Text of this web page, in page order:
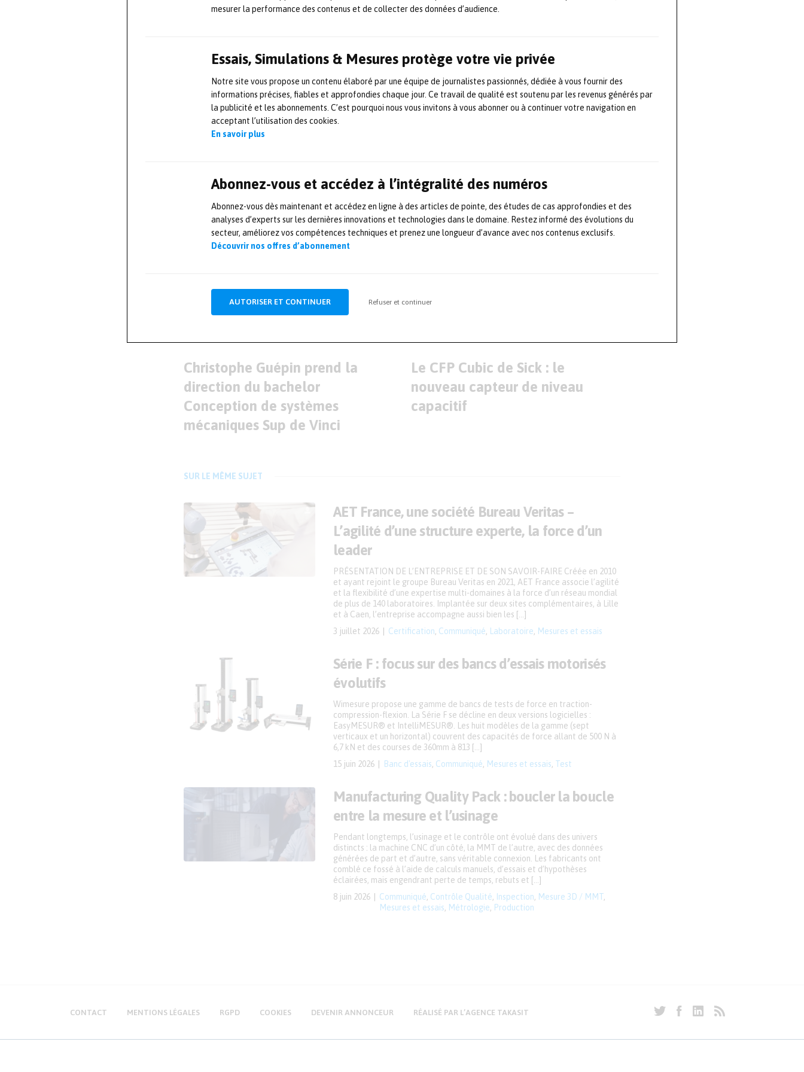
mesurer la performance des contenus et de collecter des données d’audience.
Essais, Simulations & Mesures protège votre vie privée
Notre site vous propose un contenu élaboré par une équipe de journalistes passionnés, dédiée à vous fournir des
informations précises, fiables et approfondies chaque jour. Ce travail de qualité est soutenu par les revenus générés par
la publicité et les abonnements. C’est pourquoi nous vous invitons à vous abonner ou à continuer votre navigation en
acceptant l’utilisation des cookies.
En savoir plus
Abonnez-vous et accédez à l’intégralité des numéros
Abonnez-vous dès maintenant et accédez en ligne à des articles de pointe, des études de cas approfondies et des
analyses d’experts sur les dernières innovations et technologies dans le domaine. Restez informé des évolutions du
secteur, améliorez vos compétences techniques et prenez une longueur d’avance avec nos contenus exclusifs.
Découvrir nos offres d’abonnement
AUTORISER ET CONTINUER Refuser et continuer
interfaces homme-machine
, précise Olivier Lesbre directeur général de l’ISAE-
Cet avion instrumenté vient compléter une collection de moyens de
recherche dédiés à l’ingénierie aérospatiale, qui est exceptionnelle au sein des
établissements d’enseignement supérieur européens». Ce nouvel avion bimoteur
sera également utilisé comme support aux activités d’enseignement pour les
étudiants ingénieur, master, mastères spécialisés, doctorat ainsi qu’aux activités
Vulcanair Aircraft P68 Observer au centre opérationnel de Lasbordes ©ISAE-Supaero
Source :https://www.isae-supaero.fr/fr/
Christophe Guépin prend la
direction du bachelor
Conception de systèmes
mécaniques Sup de Vinci
Le CFP Cubic de Sick : le
nouveau capteur de niveau
capacitif
SUR LE MÊME SUJET
AET France, une société Bureau Veritas –
L’agilité d’une structure experte, la force d’un
leader
3 juillet 2026 Certification Communiqué Laboratoire Mesures et essais
PRÉSENTATION DE L’ENTREPRISE ET DE SON SAVOIR-FAIRE Créée en 2010
et ayant rejoint le groupe Bureau Veritas en 2021, AET France associe l’agilité
et la flexibilité d’une expertise multi-domaines à la force d’un réseau mondial
de plus de 140 laboratoires. Implantée sur deux sites complémentaires, à Lille
et à Caen, l’entreprise accompagne aussi bien les […]
Série F : focus sur des bancs d’essais motorisés
évolutifs
15 juin 2026 Banc d'essais Communiqué Mesures et essais Test
Wimesure propose une gamme de bancs de tests de force en traction-
compression-flexion. La Série F se décline en deux versions logicielles :
EasyMESUR® et IntelliMESUR®. Les huit modèles de la gamme (sept
verticaux et un horizontal) couvrent des capacités de force allant de 500 N à
6,7 kN et des courses de 360mm à 813 […]
Manufacturing Quality Pack : boucler la boucle
entre la mesure et l’usinage
8 juin 2026 Communiqué Contrôle Qualité Inspection Mesure 3D / MMT
Mesures et essais
Métrologie Production
Pendant longtemps, l’usinage et le contrôle ont évolué dans des univers
distincts : la machine CNC d’un côté, la MMT de l’autre, avec des données
générées de part et d’autre, sans véritable connexion. Les fabricants ont
comblé ce fossé à l’aide de calculs manuels, d’essais et d’hypothèses
éclairées, mais engendrant perte de temps, rebuts et […]
CONTACT MENTIONS LÉGALES RGPD COOKIES DEVENIR ANNONCEUR RÉALISÉ PAR L’AGENCE TAKASIT